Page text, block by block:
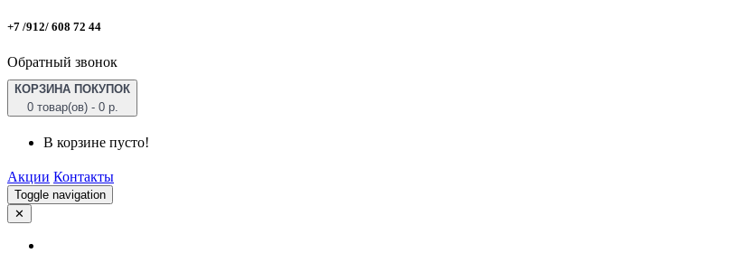
+7 /912/ 608 72 44
Обратный звонок
КОРЗИНА ПОКУПОК
0 товар(ов) - 0 р.
В корзине пусто!
Акции Контакты
Toggle navigation
✕